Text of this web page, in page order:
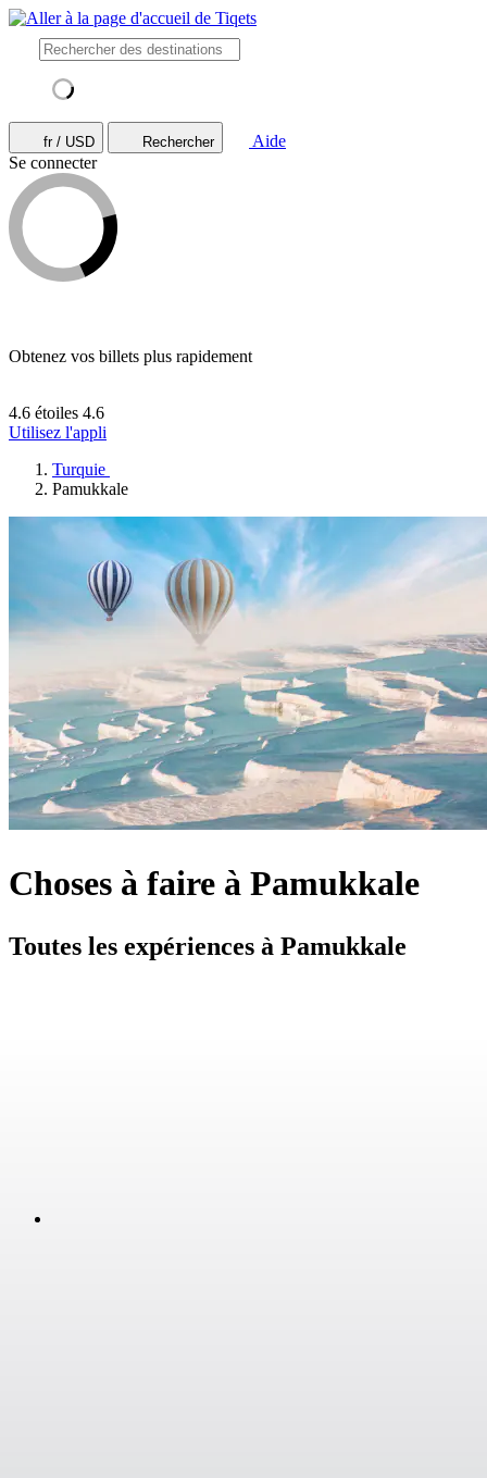
fr / USD Rechercher
Aide
Se connecter
Obtenez vos billets plus rapidement
4.6 étoiles 4.6
Utilisez l'appli
Turquie
Pamukkale
Choses à faire à Pamukkale
Toutes les expériences à Pamukkale